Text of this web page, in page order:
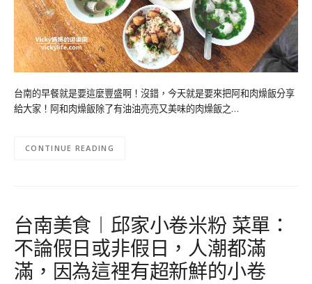
台南的早餐就是要這麼豐盛啊！沒錯，今天就是要來把阿和肉燥飯分享
給大家！阿和肉燥飯除了有油油亮亮又美味的肉燥飯之…
CONTINUE READING
台南美食︱邱家小卷米粉 菜單：
不論假日或非假日，人潮都滿
滿，因為這裡有超新鮮的小卷